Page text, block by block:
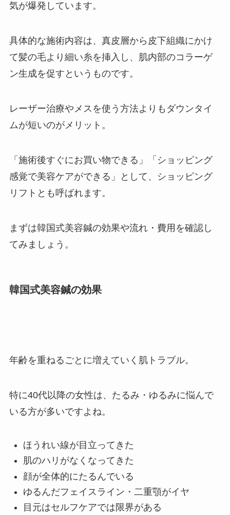
気が爆発しています。
具体的な施術内容は、真皮層から皮下組織にかけ
て髪の毛より細い糸を挿入し、肌内部のコラーゲ
ン生成を促すというものです。
レーザー治療やメスを使う方法よりもダウンタイ
ムが短いのがメリット。
「施術後すぐにお買い物できる」「ショッピング
感覚で美容ケアができる」として、ショッピング
リフトとも呼ばれます。
まずは韓国式美容鍼の効果や流れ・費用を確認し
てみましょう。
韓国式美容鍼の効果
年齢を重ねるごとに増えていく肌トラブル。
特に40代以降の女性は、たるみ・ゆるみに悩んで
いる方が多いですよね。
ほうれい線が目立ってきた
肌のハリがなくなってきた
顔が全体的にたるんでいる
ゆるんだフェイスライン・二重顎がイヤ
目元はセルフケアでは限界がある